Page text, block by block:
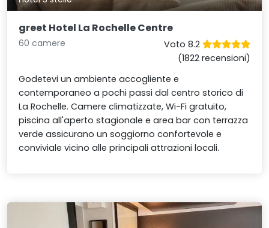
greet Hotel La Rochelle Centre
60 camere
Voto 8.2
(1822 recensioni)
Godetevi un ambiente accogliente e
contemporaneo a pochi passi dal centro storico di
La Rochelle. Camere climatizzate, Wi-Fi gratuito,
piscina all'aperto stagionale e area bar con terrazza
verde assicurano un soggiorno confortevole e
conviviale vicino alle principali attrazioni locali.